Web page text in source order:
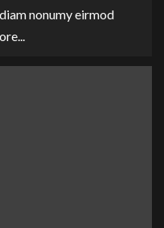
nonumy eirmod